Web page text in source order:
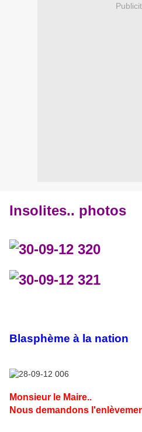
Insolites.. photos
Blasphème à la nation
Monsieur le Maire..
Nous demandons